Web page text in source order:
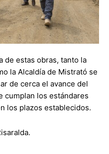
de estas obras, tanto la
la Alcaldía de Mistrató se
de cerca el avance del
cumplan los estándares
los plazos establecidos.